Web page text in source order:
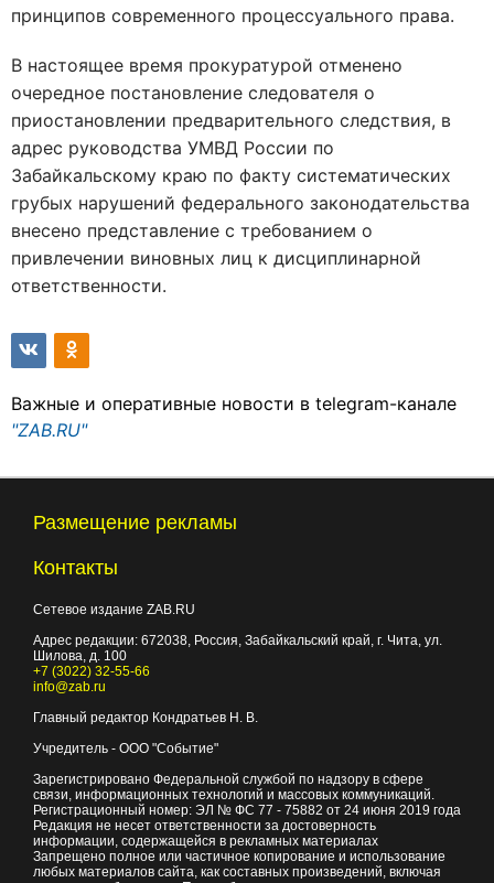
принципов современного процессуального права.
В настоящее время прокуратурой отменено
очередное постановление следователя о
приостановлении предварительного следствия, в
адрес руководства УМВД России по
Забайкальскому краю по факту систематических
грубых нарушений федерального законодательства
внесено представление с требованием о
привлечении виновных лиц к дисциплинарной
ответственности.
Важные и оперативные новости в telegram-канале
"ZAB.RU"
Размещение рекламы
Контакты
Сетевое издание ZAB.RU
Адрес редакции: 672038, Россия, Забайкальский край, г. Чита, ул.
Шилова, д. 100
+7 (3022) 32-55-66
info@zab.ru
Главный редактор Кондратьев Н. В.
Учредитель - ООО "Событие"
Зарегистрировано Федеральной службой по надзору в сфере
связи, информационных технологий и массовых коммуникаций.
Регистрационный номер: ЭЛ № ФС 77 - 75882 от 24 июня 2019 года
Редакция не несет ответственности за достоверность
информации, содержащейся в рекламных материалах
Запрещено полное или частичное копирование и использование
любых материалов сайта, как составных произведений, включая